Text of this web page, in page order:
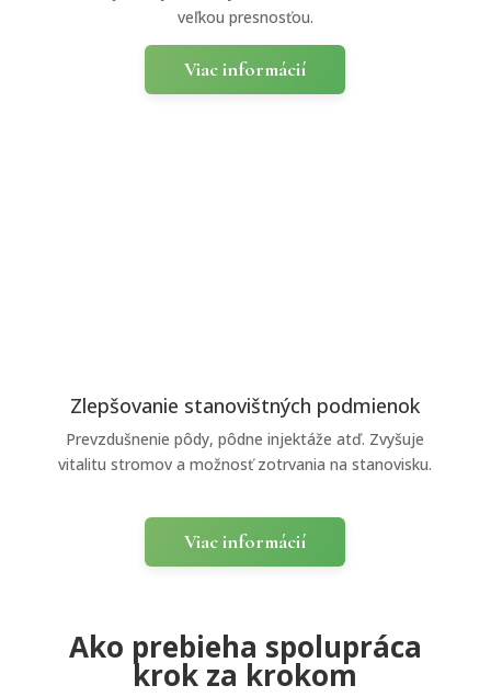
veľkou presnosťou.
Viac informácií
Zlepšovanie stanovištných podmienok
Prevzdušnenie pôdy, pôdne injektáže atď. Zvyšuje
vitalitu stromov a možnosť zotrvania na stanovisku.
Viac informácií
Ako prebieha spolupráca
krok za krokom